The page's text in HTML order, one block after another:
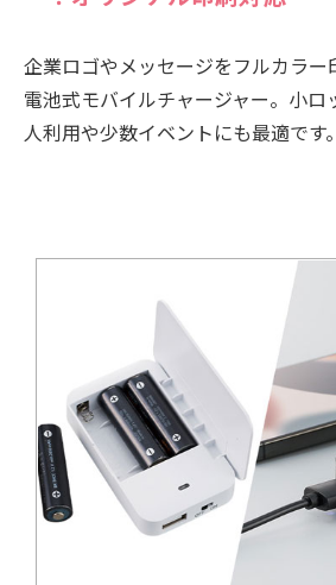
企業ロゴやメッセージをフルカラ
電池式モバイルチャージャー。小
人利用や少数イベントにも最適です。